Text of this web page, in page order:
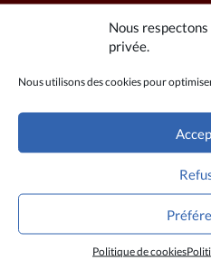
Nous
privée.
Nous utilisons des cookies pour
Politique de cookies
A LIRE